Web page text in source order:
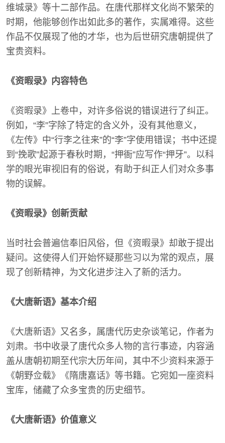
维城录》等十二部作品。在唐代那样文化尚不繁荣的
时期，他能够创作出如此多的著作，实属难得。这些
作品不仅展现了他的才华，也为后世研究唐朝提供了
宝贵资料。
《资暇录》内容特色
《资暇录》上卷中，对许多俗说的错误进行了纠正。
例如，“李”字除了特定的含义外，没有其他意义，
《左传》中“行李之往来”的“李”字使用错误；书中还提
到“挽歌”起源于春秋时期，“押衙”应写作“押牙”。以科
学的眼光审视旧有的俗说，有助于纠正人们对众多事
物的误解。
《资暇录》创新贡献
当时社会普遍信奉旧风俗，但《资暇录》却敢于提出
疑问。这使得人们开始怀疑那些习以为常的观点，展
现了创新精神，为文化进步注入了新的活力。
《大唐新语》基本介绍
《大唐新语》又名多，属唐代历史杂谈笔记，作者为
刘肃。书中收录了唐代众多人物的言行事迹，内容涵
盖从唐朝初期至代宗大历年间，其中不少资料来源于
《朝野佥载》《隋唐嘉话》等书籍。它宛如一座资料
宝库，储藏了众多宝贵的历史细节。
《大唐新语》价值意义